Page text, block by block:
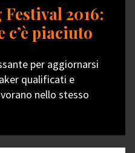
2016:
c’è piaciuto
per aggiornarsi
qualificati e
nello stesso